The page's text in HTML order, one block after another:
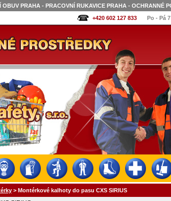
PRAHA - PRACOVNÍ RUKAVICE PRAHA - OCHRANNÉ
+420 602 127 833
Po - Pá
> Montérkové kalhoty do pasu CXS SIRIUS